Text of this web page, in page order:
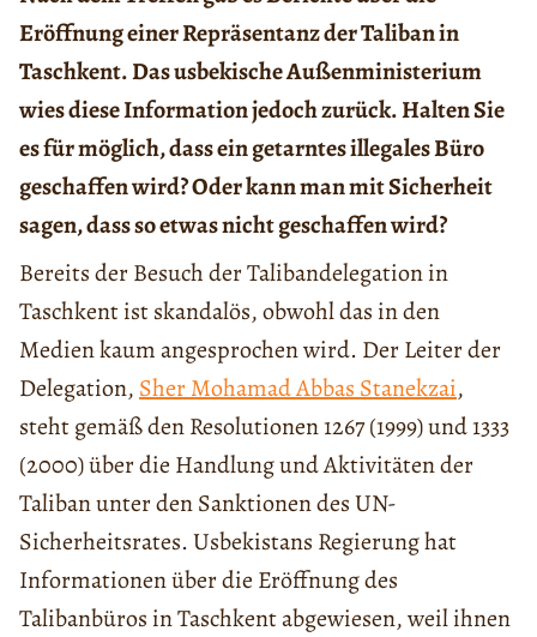
Eröffnung einer Repräsentanz der Taliban in
Taschkent. Das usbekische Außenministerium
wies diese Information jedoch zurück. Halten Sie
es für möglich, dass ein getarntes illegales Büro
geschaffen wird? Oder kann man mit Sicherheit
sagen, dass so etwas nicht geschaffen wird?
Bereits der Besuch der Talibandelegation in
Taschkent ist skandalös, obwohl das in den
Medien kaum angesprochen wird. Der Leiter der
Delegation,Sher Mohamad Abbas Stanekzai,
steht gemäß den Resolutionen 1267 (1999) und 1333
(2000) über die Handlung und Aktivitäten der
Taliban unter den Sanktionen des UN-
Sicherheitsrates. Usbekistans Regierung hat
Informationen über die Eröffnung des
Talibanbüros in Taschkent abgewiesen, weil ihnen